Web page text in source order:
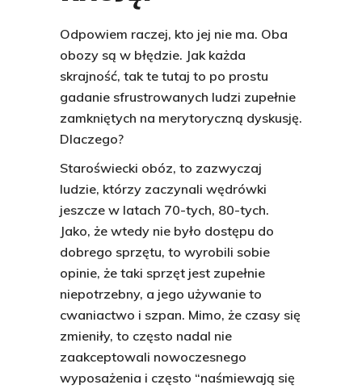
Odpowiem raczej, kto jej nie ma. Oba
obozy są w błędzie. Jak każda
skrajność, tak te tutaj to po prostu
gadanie sfrustrowanych ludzi zupełnie
zamkniętych na merytoryczną dyskusję.
Dlaczego?
Staroświecki obóz, to zazwyczaj
ludzie, którzy zaczynali wędrówki
jeszcze w latach 70-tych, 80-tych.
Jako, że wtedy nie było dostępu do
dobrego sprzętu, to wyrobili sobie
opinie, że taki sprzęt jest zupełnie
niepotrzebny, a jego używanie to
cwaniactwo i szpan. Mimo, że czasy się
zmieniły, to często nadal nie
zaakceptowali nowoczesnego
wyposażenia i często “naśmiewają się